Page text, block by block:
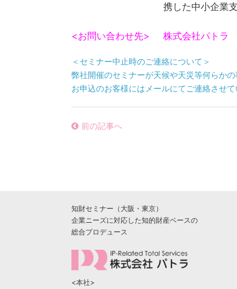
携した中小企業
<お問い合わせ先> 株式会社パト
＜セミナー中止時のご連絡について＞
弊社開催のセミナーが天候や天災等何らか
お申込のお客様にはメールにてご連絡させて
前の記事へ
知財セミナー（大阪・東京）
企業ニーズに対応した知的財産ベースの
総合プロデュース
<本社>